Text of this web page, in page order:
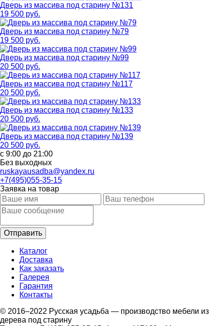
Дверь из массива под старину №131
19 500 руб.
Дверь из массива под старину №79
19 500 руб.
Дверь из массива под старину №99
20 500 руб.
Дверь из массива под старину №117
20 500 руб.
Дверь из массива под старину №133
20 500 руб.
Дверь из массива под старину №139
20 500 руб.
с 9:00 до 21:00
Без выходных
ruskayausadba@yandex.ru
+7(495)055-35-15
Заявка на товар
Каталог
Доставка
Как заказать
Галерея
Гарантия
Контакты
© 2016–2022 Русская усадьба — производство мебели из
дерева под старину